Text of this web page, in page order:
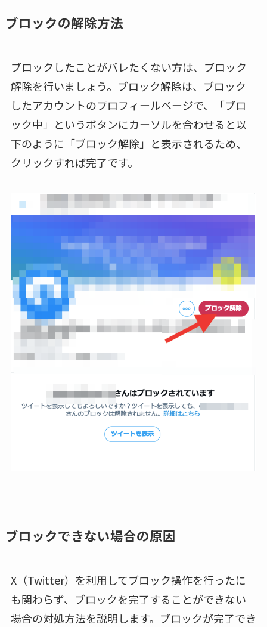
ブロックの解除方法
ブロックしたことがバレたくない方は、ブロック
解除を行いましょう。ブロック解除は、ブロック
したアカウントのプロフィールページで、「ブロ
ック中」というボタンにカーソルを合わせると以
下のように「ブロック解除」と表示されるため、
クリックすれば完了です。
ブロックできない場合の原因
X（Twitter）を利用してブロック操作を行ったに
も関わらず、ブロックを完了することができない
場合の対処方法を説明します。ブロックが完了でき